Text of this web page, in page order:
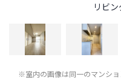
リビ
※室内の画像は同一のマンシ